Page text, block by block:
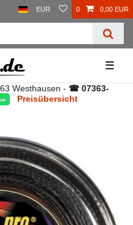
EUR 0 0,00 EUR
☰
Westhausen - ☎ 07363-
Preisübersicht